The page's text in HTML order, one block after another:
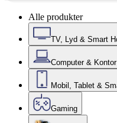
Alle produkter
TV, Lyd & Smart
Computer & Kontor
Mobil, Tablet &
Gaming